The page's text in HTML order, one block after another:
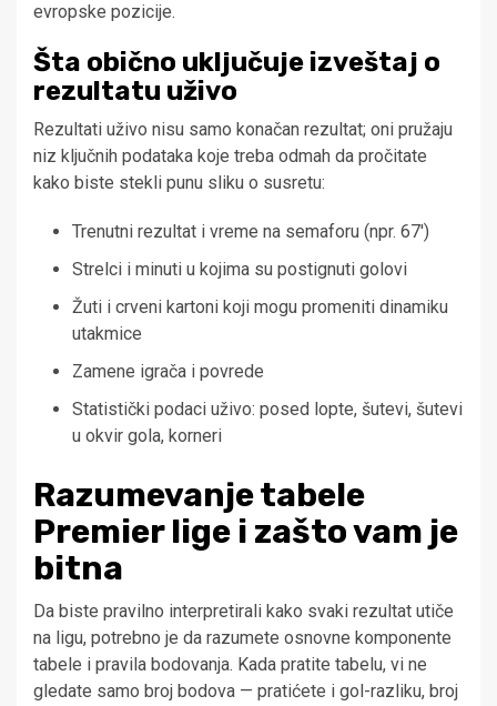
evropske pozicije.
Šta obično uključuje izveštaj o
rezultatu uživo
Rezultati uživo nisu samo konačan rezultat; oni pružaju
niz ključnih podataka koje treba odmah da pročitate
kako biste stekli punu sliku o susretu:
Trenutni rezultat i vreme na semaforu (npr. 67′)
Strelci i minuti u kojima su postignuti golovi
Žuti i crveni kartoni koji mogu promeniti dinamiku
utakmice
Zamene igrača i povrede
Statistički podaci uživo: posed lopte, šutevi, šutevi
u okvir gola, korneri
Razumevanje tabele
Premier lige i zašto vam je
bitna
Da biste pravilno interpretirali kako svaki rezultat utiče
na ligu, potrebno je da razumete osnovne komponente
tabele i pravila bodovanja. Kada pratite tabelu, vi ne
gledate samo broj bodova — pratićete i gol-razliku, broj